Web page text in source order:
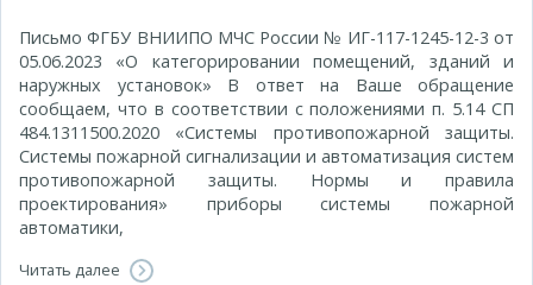
Письмо ФГБУ ВНИИПО МЧС России № ИГ-117-1245-12-3 от
05.06.2023 «О категорировании помещений, зданий и
наружных установок» В ответ на Ваше обращение
сообщаем, что в соответствии с положениями п. 5.14 СП
484.1311500.2020 «Системы противопожарной защиты.
Системы пожарной сигнализации и автоматизация систем
противопожарной защиты. Нормы и правила
проектирования» приборы системы пожарной
автоматики,
Читать далее